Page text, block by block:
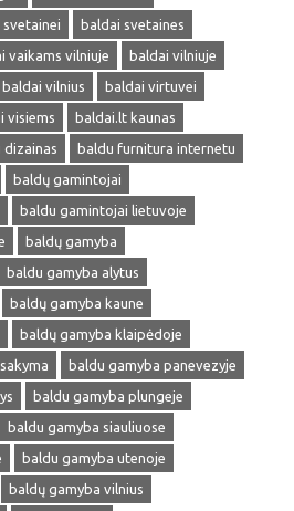
svetainei
baldai svetaines
vaikams vilniuje
baldai vilniuje
baldai vilnius
baldai virtuvei
visiems
baldai.lt kaunas
dizainas
baldu furnitura internetu
baldų gamintojai
baldu gamintojai lietuvoje
baldų gamyba
baldu gamyba alytus
baldų gamyba kaune
baldų gamyba klaipėdoje
baldu gamyba panevezyje
baldu gamyba plungeje
baldu gamyba siauliuose
baldu gamyba utenoje
baldų gamyba vilnius